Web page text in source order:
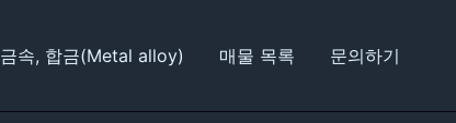
금속, 합금(Metal alloy) 매물 목록 문의하기